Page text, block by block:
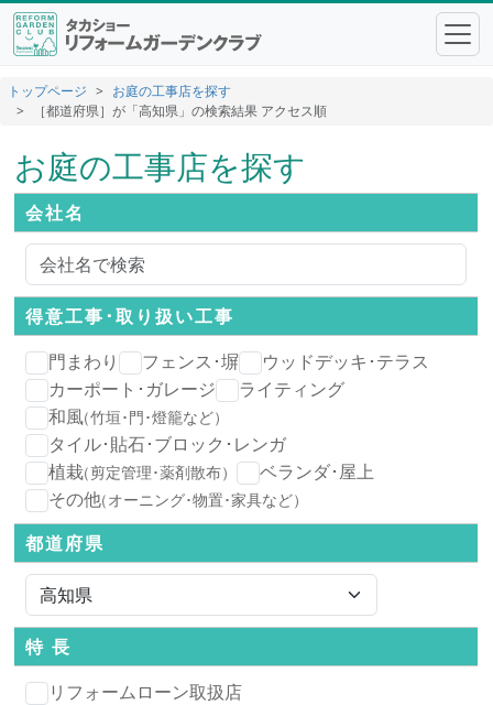
トップページ
お庭の工事店を探す
［都道府県］が「高知県」の検索結果 アクセス順
お庭の工事店を探す
会社名
得意工事･取り扱い工事
門まわり
フェンス･塀
ウッドデッキ･テラス
カーポート･ガレージ
ライティング
和風（竹垣･門･燈籠など）
タイル･貼石･ブロック･レンガ
植栽（剪定管理･薬剤散布）
ベランダ･屋上
その他（オーニング･物置･家具など）
都道府県
特 長
リフォームローン取扱店